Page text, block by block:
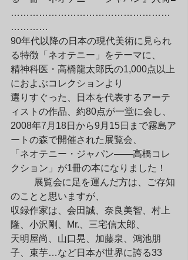
……………………………………………
…………
90年代以降の日本の現代美術に見られ
る特徴「ネオテニー」をテーマに、
精神科医・高橋龍太郎氏の1,000点以上
におよぶコレクションより
選りすぐった、日本を代表するアーテ
ィストの作品、約80点が一堂に会し、
2008年7月18日から9月15日まで霧島ア
ートの森で開催された展覧会、
「ネオテニー・ジャパン――高橋コレ
クション」が1冊の本になりました！
のことと思いますが、
収録作家は、会田誠、奈良美智、村上
隆、小沢剛、Mr.、三宅信太郎、
天明屋尚、山口晃、加藤泉、鴻池朋
子、束芋…など日本が世界に誇る33